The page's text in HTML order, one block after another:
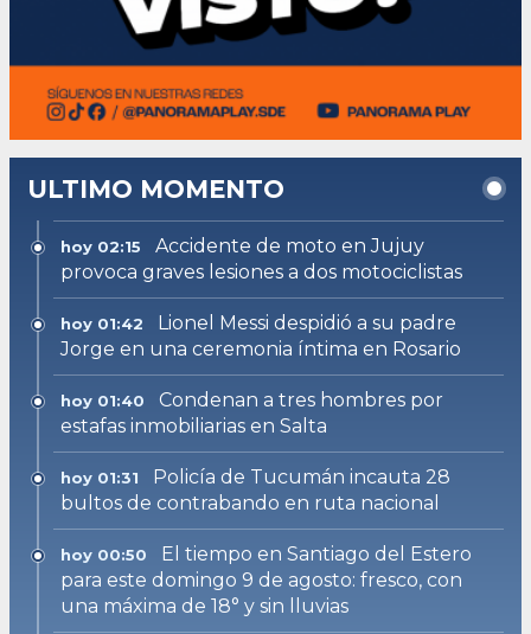
ULTIMO MOMENTO
hoy 02:15
Accidente de moto en Jujuy
provoca graves lesiones a dos motociclistas
hoy 01:42
Lionel Messi despidió a su padre
Jorge en una ceremonia íntima en Rosario
hoy 01:40
Condenan a tres hombres por
estafas inmobiliarias en Salta
hoy 01:31
Policía de Tucumán incauta 28
bultos de contrabando en ruta nacional
hoy 00:50
El tiempo en Santiago del Estero
para este domingo 9 de agosto: fresco, con
una máxima de 18° y sin lluvias